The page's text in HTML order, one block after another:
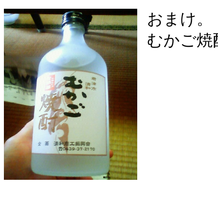
おまけ。
むかご焼